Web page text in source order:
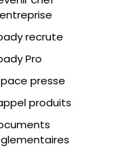
recrute
Pro
presse
produits